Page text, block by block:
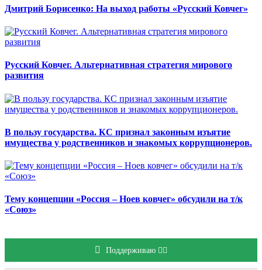
Дмитрий Борисенко: На выход работы «Русский Ковчег»
Русский Ковчег. Альтернативная стратегия мирового
развития
В пользу государства. КС признал законным изъятие
имущества у родственников и знакомых коррупционеров.
Тему концепции «Россия – Ноев ковчег» обсудили на т/к
«Союз»
Поддерживаю 👍🏻